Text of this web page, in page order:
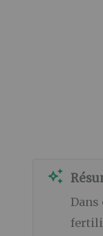
auto_awesome